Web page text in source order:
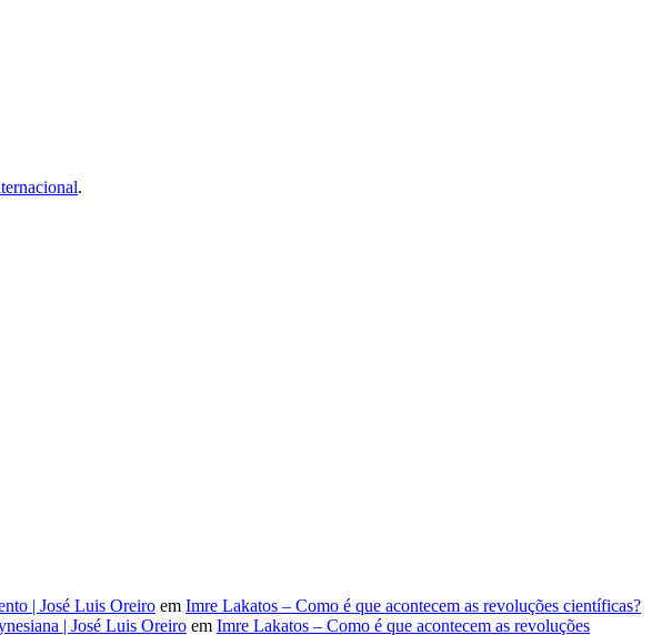
.
| José Luis Oreiro em Imre Lakatos – Como é que acontecem as revoluções científicas?
| José Luis Oreiro em Imre Lakatos – Como é que acontecem as revoluções